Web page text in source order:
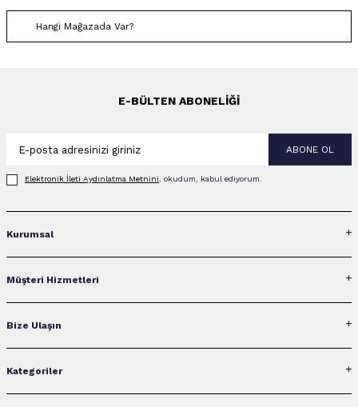
Hangi Mağazada Var?
E-BÜLTEN ABONELIĞI
ABONE OL
Elektronik İleti Aydınlatma Metni‌ni, okudum, kabul ediyorum.
Kurumsal
Müşteri Hizmetleri
Bize Ulaşın
Kategoriler